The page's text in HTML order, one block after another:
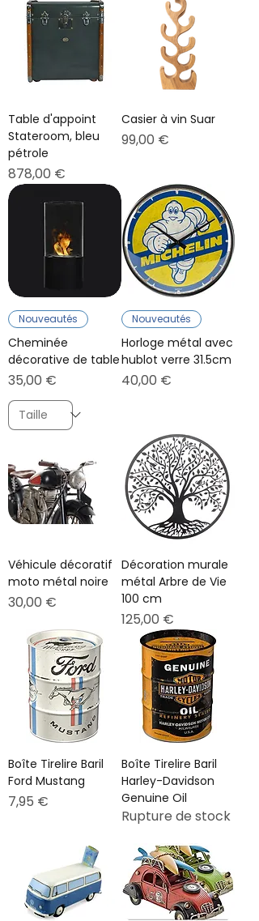
Table d'appoint
Stateroom, bleu
pétrole
Prix
878,00 €
Casier à vin Suar
Prix
99,00 €
Nouveautés
Cheminée
décorative de table
Prix
35,00 €
Nouveautés
Horloge métal avec
hublot verre 31.5cm
Prix
40,00 €
Véhicule décoratif
moto métal noire
Prix
30,00 €
Décoration murale
métal Arbre de Vie
100 cm
Prix
125,00 €
Boîte Tirelire Baril
Ford Mustang
Prix
7,95 €
Boîte Tirelire Baril
Harley-Davidson
Genuine Oil
Rupture de stock